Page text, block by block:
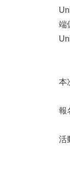
端
本
報
活